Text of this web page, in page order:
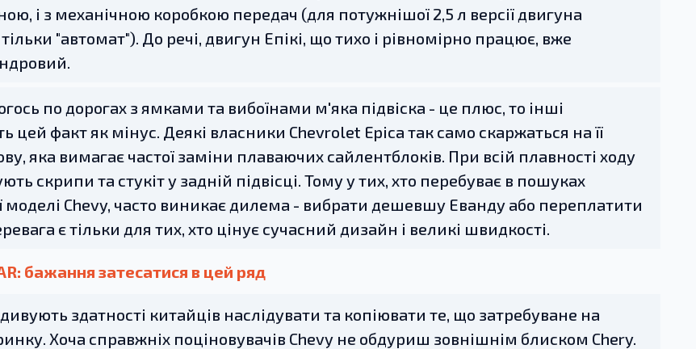
і з механічною коробкою передач (для потужнішої 2,5 л версії двигуна
"автомат"). До речі, двигун Епікі, що тихо і рівномірно працює, вже
по дорогах з ямками та вибоїнами м'яка підвіска - це плюс, то інші
цей факт як мінус. Деякі власники Chevrolet Epica так само скаржаться на її
яка вимагає частої заміни плаваючих сайлентблоків. При всій плавності ходу
скрипи та стукіт у задній підвісці. Тому у тих, хто перебуває в пошуках
моделі Chevy, часто виникає дилема - вибрати дешевшу Еванду або переплатити
є тільки для тих, хто цінує сучасний дизайн і великі швидкості.
бажання затесатися в цей ряд
здатності китайців наслідувати та копіювати те, що затребуване на
Хоча справжніх поціновувачів Chevy не обдуриш зовнішнім блиском Chery.